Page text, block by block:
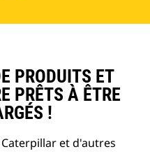
PRODUITS ET
PRÊTS À ÊTRE
!
et d'autres